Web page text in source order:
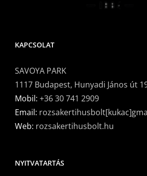
KAPCSOLAT
SAVOYA PARK
1117 Budapest, Hunyadi János út
Mobil: +36 30 741 2909
Email:
Web: rozsakertihusbolt.hu
NYITVATARTÁS